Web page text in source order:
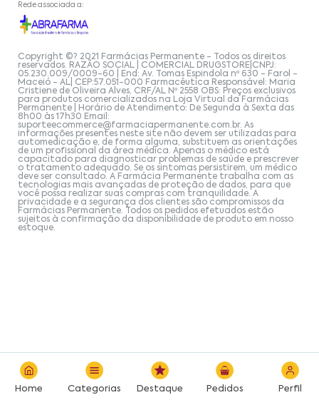
Home Categorias Destaque Pedidos Perfil
Rede associada a:
Copyright ©? 2021 Farmácias Permanente - Todos os direitos
reservados. RAZÃO SOCIAL | COMERCIAL DRUGSTORE|CNPJ:
05.230.009/0009-60 | End: Av. Tomas Espindola nº 630 - Farol -
Maceió - AL| CEP:57.051-000 Farmacêutica Responsável: Maria
Cristiene de Oliveira Alves, CRF/AL Nº 2558 OBS: Preços exclusivos
para produtos comercializados na Loja Virtual da Farmácias
Permanente | Horário de Atendimento: De Segunda à Sexta das
8h00 às 17h30 Email:
suporteecommerce@farmaciapermanente.com.br. As
informações presentes neste site não devem ser utilizadas para
automedicação e, de forma alguma, substituem as orientações
de um profissional da área médica. Apenas o médico está
capacitado para diagnosticar problemas de saúde e prescrever
o tratamento adequado. Se os sintomas persistirem, um médico
deve ser consultado. A Farmácia Permanente trabalha com as
tecnologias mais avançadas de proteção de dados, para que
você possa realizar suas compras com tranquilidade. A
privacidade e a segurança dos clientes são compromissos da
Farmácias Permanente. Todos os pedidos efetuados estão
sujeitos à confirmação da disponibilidade de produto em nosso
estoque.